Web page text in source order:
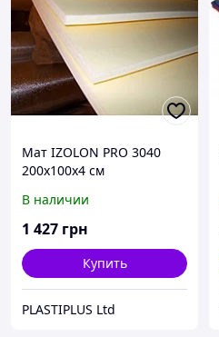
Мат IZOLON PRO 3040
200х100х4 см
В наличии
1 427 грн
Купить
PLASTIPLUS Ltd